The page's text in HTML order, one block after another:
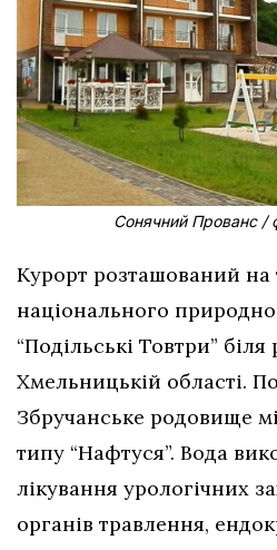
Сонячний Прованс /
Курорт розташований на
національного
“Подільські Товтри”
Хмельницькій області.
Збручанське родовище
типу “Нафтуся”. Вода
лікування урологічних
органів травлення,